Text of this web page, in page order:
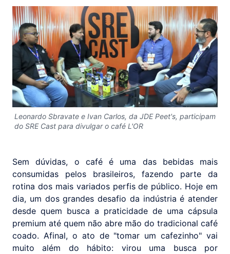
Leonardo Sbravate e Ivan Carlos, da JDE Peet's, participam
do SRE Cast para divulgar o café L'OR
Sem dúvidas, o café é uma das bebidas mais
consumidas pelos brasileiros, fazendo parte da
rotina dos mais variados perfis de público. Hoje em
dia, um dos grandes desafio da indústria é atender
desde quem busca a praticidade de uma cápsula
premium até quem não abre mão do tradicional café
coado. Afinal, o ato de "tomar um cafezinho" vai
muito além do hábito: virou uma busca por